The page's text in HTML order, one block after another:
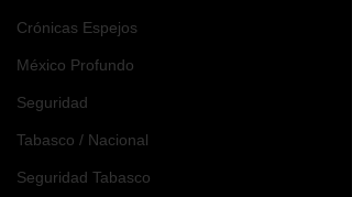
Crónicas Espejos
México Profundo
Seguridad
Tabasco / Nacional
Seguridad Tabasco